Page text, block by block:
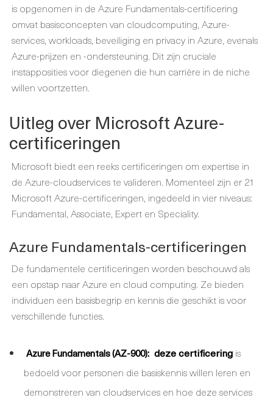
is opgenomen in de Azure Fundamentals-certificering
omvat basisconcepten van cloudcomputing, Azure-
services, workloads, beveiliging en privacy in Azure, evenals
Azure-prijzen en -ondersteuning. Dit zijn cruciale
instapposities voor diegenen die hun carrière in de niche
willen voortzetten.
Uitleg over Microsoft Azure-
certificeringen
Microsoft biedt een reeks certificeringen om expertise in
de Azure-cloudservices te valideren. Momenteel zijn er 21
Microsoft Azure-certificeringen, ingedeeld in vier niveaus:
Fundamental, Associate, Expert en Speciality.
Azure Fundamentals-certificeringen
De fundamentele certificeringen worden beschouwd als
een opstap naar Azure en cloud computing. Ze bieden
individuen een basisbegrip en kennis die geschikt is voor
verschillende functies.
Azure Fundamentals (AZ-900): deze certificering is
bedoeld voor personen die basiskennis willen leren en
demonstreren van cloudservices en hoe deze services